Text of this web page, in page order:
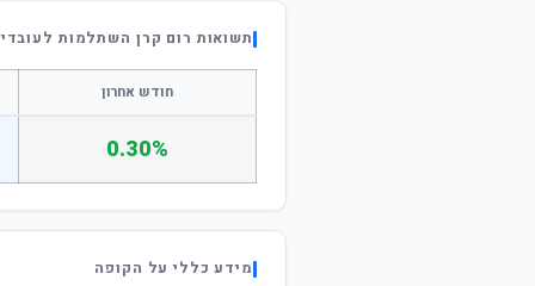
תשואות רום קרן השתלמות
חודש אחרון
0.30%
מידע כללי על הקופה